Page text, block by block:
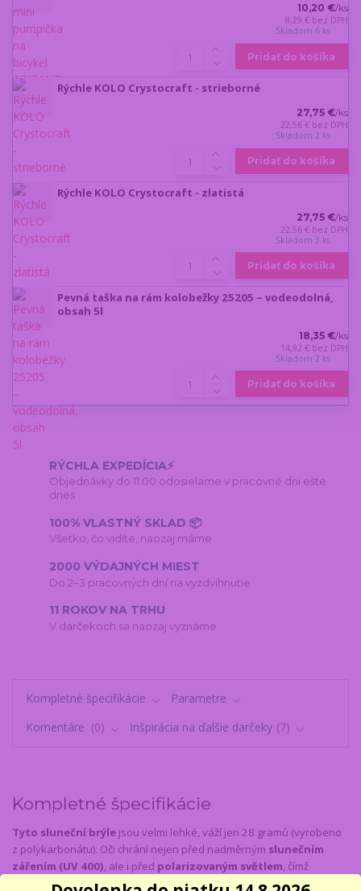
10,20 €/ks
8,29 € bez DPH
Skladom 6 ks
Pridať do košíka
Rýchle KOLO Crystocraft - strieborné
27,75 €/ks
22,56 € bez DPH
Skladom 2 ks
Pridať do košíka
Rýchle KOLO Crystocraft - zlatistá
27,75 €/ks
22,56 € bez DPH
Skladom 3 ks
Pridať do košíka
Pevná taška na rám kolobežky 25205 – vodeodolná,
obsah 5l
18,35 €/ks
14,92 € bez DPH
Skladom 2 ks
Pridať do košíka
RÝCHLA EXPEDÍCIA⚡
Objednávky do 11:00 odosielame v pracovné dni ešte
dnes
100% VLASTNÝ SKLAD 📦
Všetko, čo vidíte, naozaj máme
2000 VÝDAJNÝCH MIEST
Do 2–3 pracovných dní na vyzdvihnutie
11 ROKOV NA TRHU
V darčekoch sa naozaj vyznáme
Kompletné špecifikácie
Parametre
Komentáre
0 Inšpirácia na ďalšie darčeky 7
Kompletné špecifikácie
Tyto sluneční brýle jsou velmi lehké, váží jen 28 gramů (vyrobeno
z polykarbonátu). Oči chrání nejen před nadměrným slunečním
zářením (UV 400), ale i před polarizovaným světlem, čímž
omezují tvorbu oslňujících odlesků na minimum. Mají zrcadlový